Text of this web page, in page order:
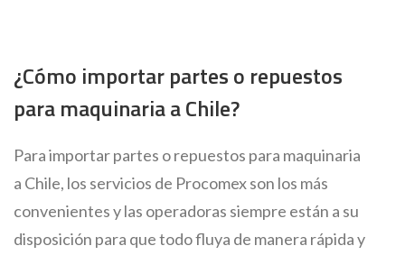
¿Cómo importar partes o repuestos
para maquinaria a Chile?
Para importar partes o repuestos para maquinaria
a Chile, los servicios de Procomex son los más
convenientes y las operadoras siempre están a su
disposición para que todo fluya de manera rápida y